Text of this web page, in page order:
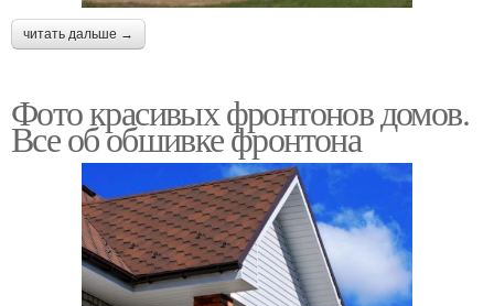
читать дальше →
Фото красивых фронтонов домов.
Все об обшивке фронтона